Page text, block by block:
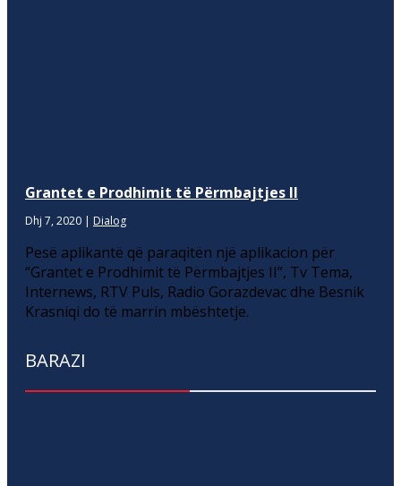
Grantet e Prodhimit të Përmbajtjes II
Dhj 7, 2020 | Dialog
Pesë aplikantë që paraqitën një aplikacion për
“Grantet e Prodhimit të Përmbajtjes II”, Tv Tema,
Internews, RTV Puls, Radio Gorazdevac dhe Besnik
Krasniqi do të marrin mbështetje.
BARAZI